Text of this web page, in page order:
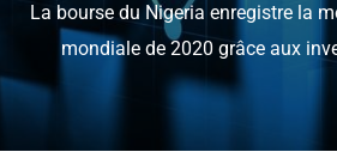
La bourse du Nigeria enregistre la
mondiale de 2020 grâce aux